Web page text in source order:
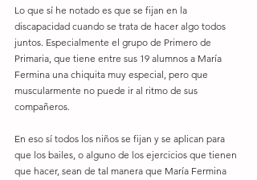
Lo que sí he notado es que se fijan en la
discapacidad cuando se trata de hacer algo todos
juntos. Especialmente el grupo de Primero de
Primaria, que tiene entre sus 19 alumnos a María
Fermina una chiquita muy especial, pero que
muscularmente no puede ir al ritmo de sus
compañeros.
En eso sí todos los niños se fijan y se aplican para
que los bailes, o alguno de los ejercicios que tienen
que hacer, sean de tal manera que María Fermina